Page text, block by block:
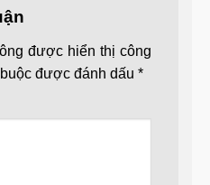
được hiển thị công
được đánh dấu *